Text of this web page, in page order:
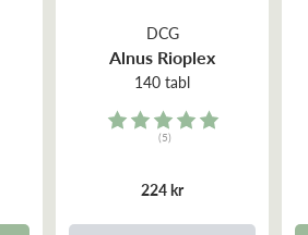
DCG
Alnus Rioplex
140 tabl
Rating:
(5)
224 kr